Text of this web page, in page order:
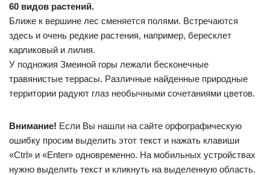
60 видов растений.
Ближе к вершине лес сменяется полями. Встречаются
здесь и очень редкие растения, например, бересклет
карликовый и лилия.
У подножия Змеиной горы лежали бесконечные
травянистые террасы. Различные найденные природные
территории радуют глаз необычными сочетаниями цветов.
Внимание! Если Вы нашли на сайте орфографическую
ошибку просим выделить этот текст и нажать клавиши
«Ctrl» и «Enter» одновременно. На мобильных устройствах
нужно выделить текст и кликнуть на выделенную область.